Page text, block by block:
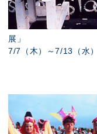
展」
7/7（木）～7/13（水）